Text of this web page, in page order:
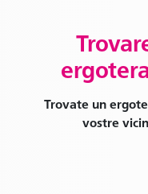
Trovate un
vostre